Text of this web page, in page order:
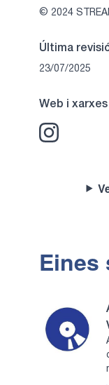
© 2024
Última
23/07/2025
Web i xarxes
Eines